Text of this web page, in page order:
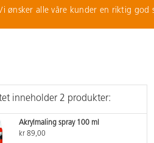
ønsker alle våre kunder en riktig god
inneholder 2 produkter:
Akrylmaling spray 100 ml
kr 89,00